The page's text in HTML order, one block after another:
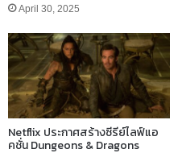
April 30, 2025
Netflix ประกาศสร้างซีรีย์ไลฟ์แอ
คชั่น Dungeons & Dragons